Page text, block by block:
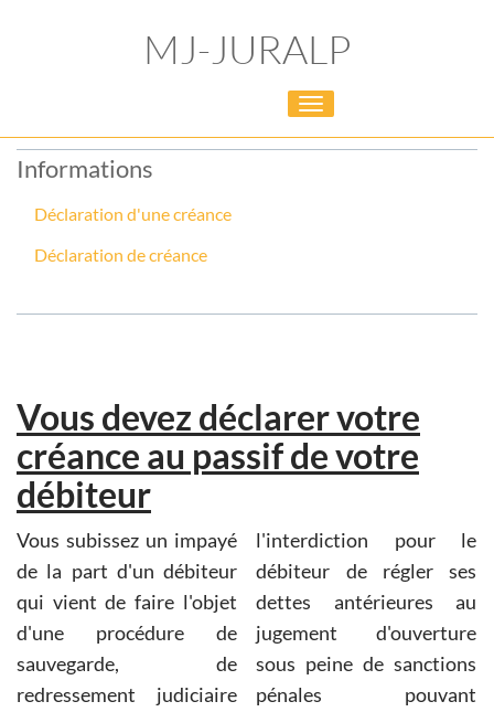
MJ-JURALP
Toggle
navigation
Informations
Déclaration d'une créance
Déclaration de créance
Vous devez déclarer votre
créance au passif de votre
débiteur
Vous subissez un impayé
de la part d'un débiteur
qui vient de faire l'objet
d'une procédure de
sauvegarde, de
redressement judiciaire
l'interdiction pour le
débiteur de régler ses
dettes antérieures au
jugement d'ouverture
sous peine de sanctions
pénales pouvant